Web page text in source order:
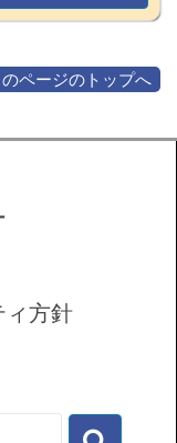
ページのトップへ
ィ方針